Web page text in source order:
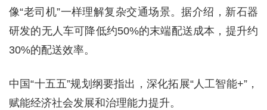
像“老司机”一样理解复杂交通场景。据介绍，新石器
研发的无人车可降低约50%的末端配送成本，提升约
30%的配送效率。
中国“十五五”规划纲要指出，深化拓展“人工智能+”，
赋能经济社会发展和治理能力提升。